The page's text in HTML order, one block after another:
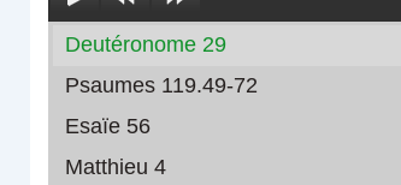
Deutéronome 29
Psaumes 119.49-72
Esaïe 56
Matthieu 4